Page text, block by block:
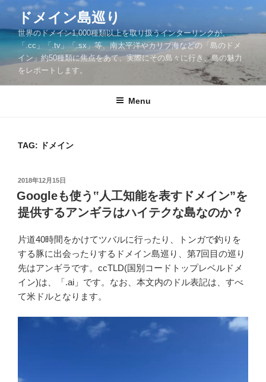
Skip
content
ドメイン島巡り
世界のドメイン1,000種類以上を取り扱うインターリンクが、
「.cc」「.tv」「.sx」等、南太平洋やカリブ海などの「島のドメ
イン」約50種類に焦点をあて、実際にその島々に行き、島の魅力
をレポートします。
Menu
TAG: ドメイン
POSTED
ON
2018年12月15日
Googleも使う‟人工知能を表すドメイン”を
提供するアンギラはハイテクな島なのか？
片道40時間をかけてツバルに行ったり、トンガで釣りを
する豚に出会ったりするドメイン島巡り、第7回目の巡り
先はアンギラです。ccTLD(国別コードトップレベルドメ
イン)は、「.ai」です。なお、本文内のドル表記は、すべ
て米ドルとなります。